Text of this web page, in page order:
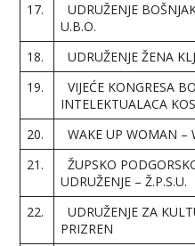
17.
UDRUŽENJE
U.B.O.
18. UDRUŽENJE ŽENA
19.
VIJEĆE KONGRESA
INTELEKTUALACA
20. WAKE UP WOMAN –
21.
ŽUPSKO
UDRUŽENJE – Ž.P.S.U.
22.
UDRUŽENJE ZA
PRIZREN